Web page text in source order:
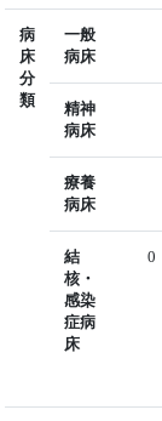
病
床
分
類
一般
病床
精神
病床
療養
病床
結
核・
感染
症病
床
0